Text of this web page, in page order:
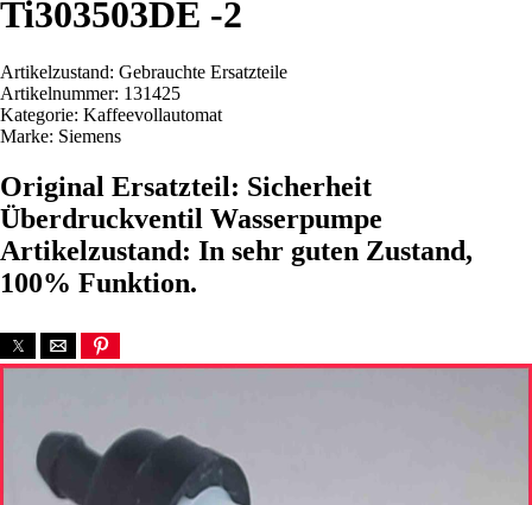
Ti303503DE -2
Artikelzustand: Gebrauchte Ersatzteile
Artikelnummer: 131425
Kategorie: Kaffeevollautomat
Marke: Siemens
Original Ersatzteil: Sicherheit
Überdruckventil Wasserpumpe
Artikelzustand: In sehr guten Zustand,
100% Funktion.